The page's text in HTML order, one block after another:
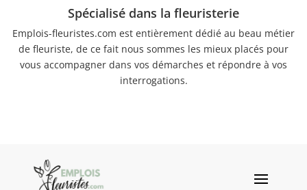
Spécialisé dans la fleuristerie
Emplois-fleuristes.com est entièrement dédié au beau métier
de fleuriste, de ce fait nous sommes les mieux placés pour
vous accompagner dans vos démarches et répondre à vos
interrogations.